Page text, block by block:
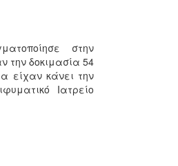
στην
την δοκιμασία 54
είχαν κάνει την
Ιατρείο